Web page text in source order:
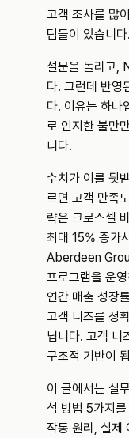
고객 조사를 많
팀들이 있습니다.
설문을 돌리고,
다. 그런데 반영
다. 이유는 하나
로 인지한 불만
니다.
수치가 이를 뒷
르면 고객 만족
략은 크로스셀
최대 15% 증가
Aberdeen
프로그램을 운
연간 매출 성장
고객 니즈를 정
닙니다. 고객 니
구조적 기반이
이 글에서는 실
석 방법 5가지
작동 원리, 실제